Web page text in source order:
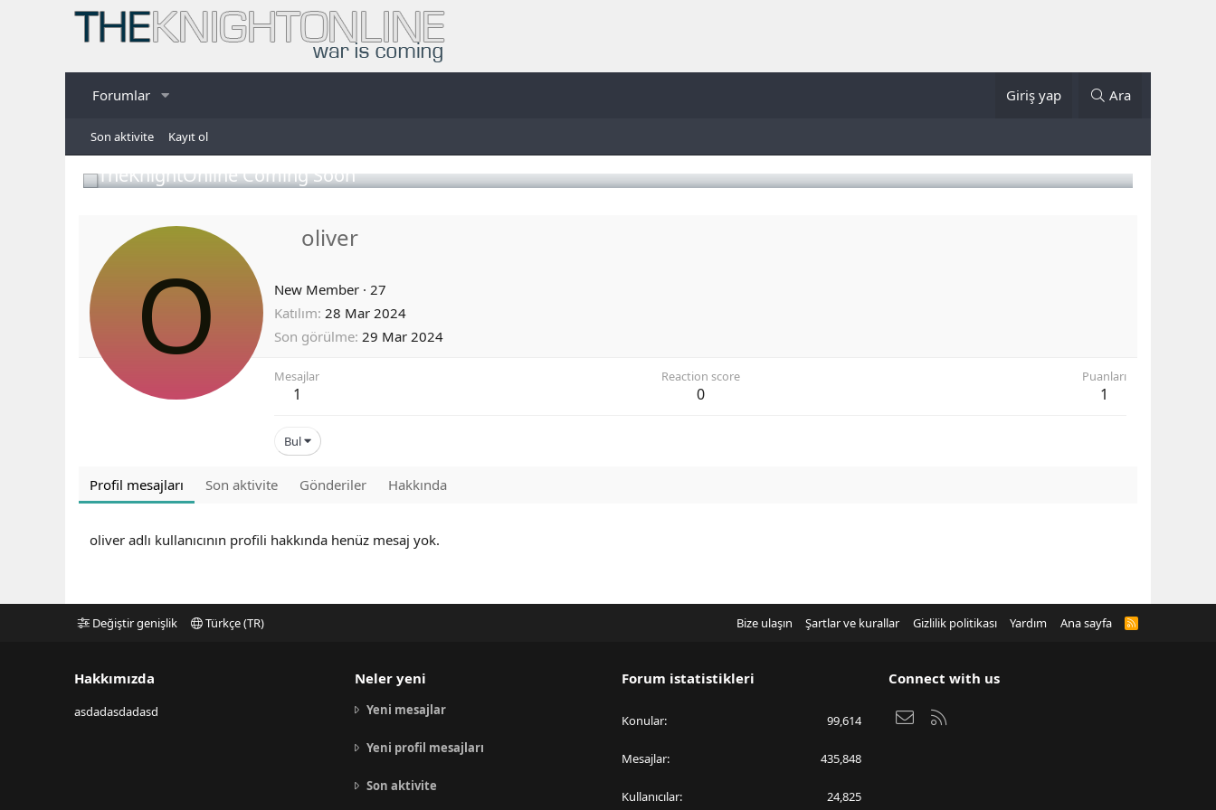
Forumlar Giriş yap Ara
Son aktivite Kayıt ol
TheKnightOnline Coming Soon
O
oliver
New Member · 27
Katılım 28 Mar 2024
Son görülme 29 Mar 2024
Mesajlar
1
Reaction score
0
Puanları
1
Bul
Profil mesajları Son aktivite Gönderiler Hakkında
oliver adlı kullanıcının profili hakkında henüz mesaj yok.
Değiştir genişlik Türkçe (TR) Bize ulaşın Şartlar ve kurallar Gizlilik politikası Yardım Ana sayfa
R
Hakkımızda
asdadasdadasd
Neler yeni
Yeni mesajlar
Yeni profil mesajları
Son aktivite
Forum istatistikleri
Konular 99,614
Mesajlar 435,848
Kullanıcılar 24,825
Connect with us
Bize ulaşın